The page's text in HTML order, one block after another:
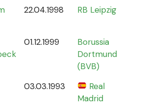
22.04.1998 RB Leipzig
01.12.1999
Borussia
Dortmund
(BVB)
03.03.1993
Real
Madrid